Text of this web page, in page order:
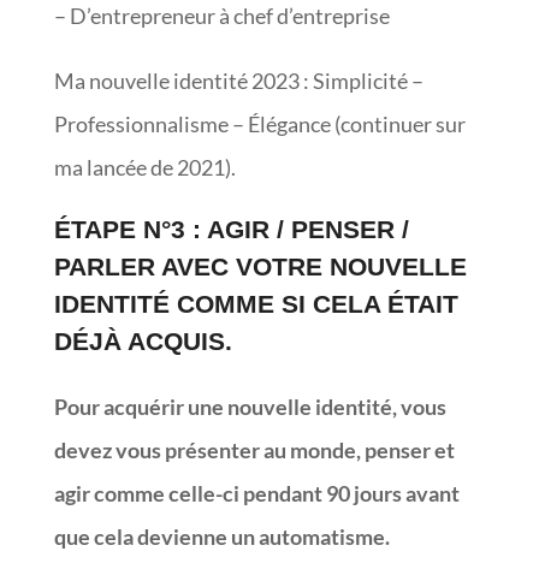
– D’entrepreneur à chef d’entreprise
Ma nouvelle identité 2023 : Simplicité –
Professionnalisme – Élégance (continuer sur
ma lancée de 2021).
ÉTAPE N°3 : AGIR / PENSER /
PARLER AVEC VOTRE NOUVELLE
IDENTITÉ COMME SI CELA ÉTAIT
DÉJÀ ACQUIS.
Pour acquérir une nouvelle identité, vous
devez vous présenter au monde, penser et
agir comme celle-ci pendant 90 jours avant
que cela devienne un automatisme.